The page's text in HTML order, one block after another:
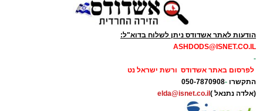
הודעות לאתר אשדודס ניתן לשלוח בדוא"ל:
ASHDODS@ISNET.CO.IL
-
לפרסום באתר אשדודס ורשת ישראל נט
התקשרו -
050-7870908
(אלדה נתנאל ) elda@isnet.co.il